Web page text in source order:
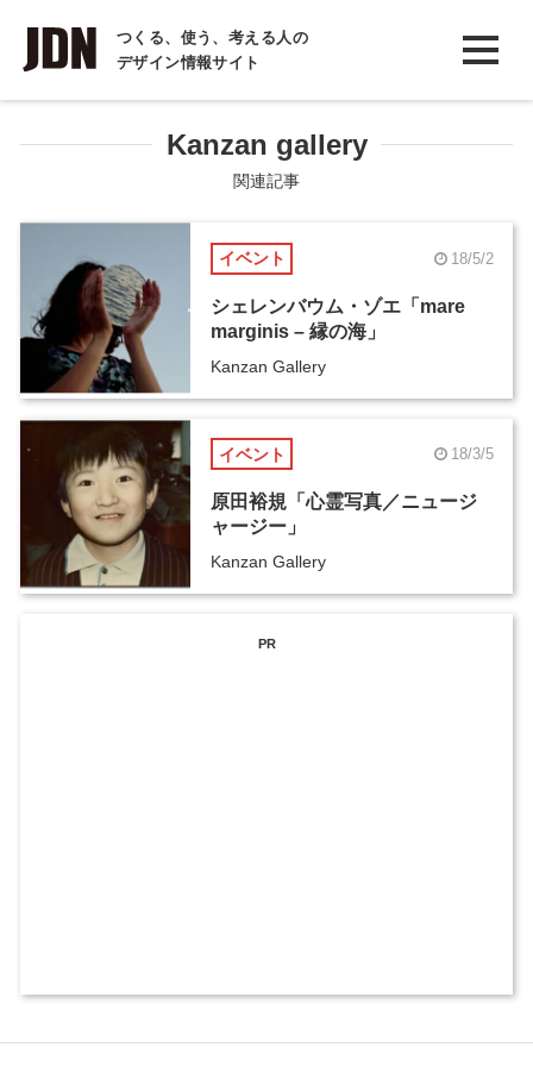
つくる、使う、考える人の
デザイン情報サイト
INTERVIEW
インタビュー
REPORT
COLUMN
コラム
Kanzan gallery
関連記事
イベント 18/5/2
シェレンバウム・ゾエ「mare
marginis – 縁の海」
Kanzan Gallery
イベント 18/3/5
原田裕規「心霊写真／ニュージ
ャージー」
Kanzan Gallery
PR